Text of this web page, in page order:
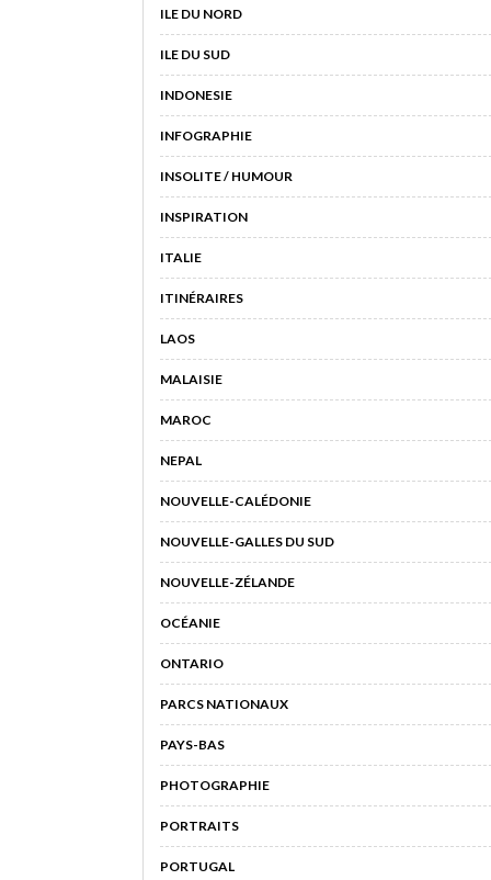
ILE DU NORD
ILE DU SUD
INDONESIE
INFOGRAPHIE
INSOLITE / HUMOUR
INSPIRATION
ITALIE
ITINÉRAIRES
LAOS
MALAISIE
MAROC
NEPAL
NOUVELLE-CALÉDONIE
NOUVELLE-GALLES DU SUD
NOUVELLE-ZÉLANDE
OCÉANIE
ONTARIO
PARCS NATIONAUX
PAYS-BAS
PHOTOGRAPHIE
PORTRAITS
PORTUGAL